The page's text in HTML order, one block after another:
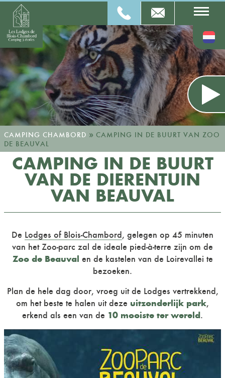
CAMPING CHAMBORD » CAMPING IN DE BUURT VAN ZOO
DE BEAUVAL
CAMPING IN DE BUURT
VAN DE DIERENTUIN
VAN BEAUVAL
De Lodges of Blois-Chambord, gelegen op 45 minuten
van het Zoo-parc zal de ideale pied-à-terre zijn om de
Zoo de Beauval en de kastelen van de Loirevallei te
bezoeken.
Plan de hele dag door, vroeg uit de Lodges vertrekkend,
om het beste te halen uit deze uitzonderlijk park,
erkend als een van de 10 mooiste ter wereld.